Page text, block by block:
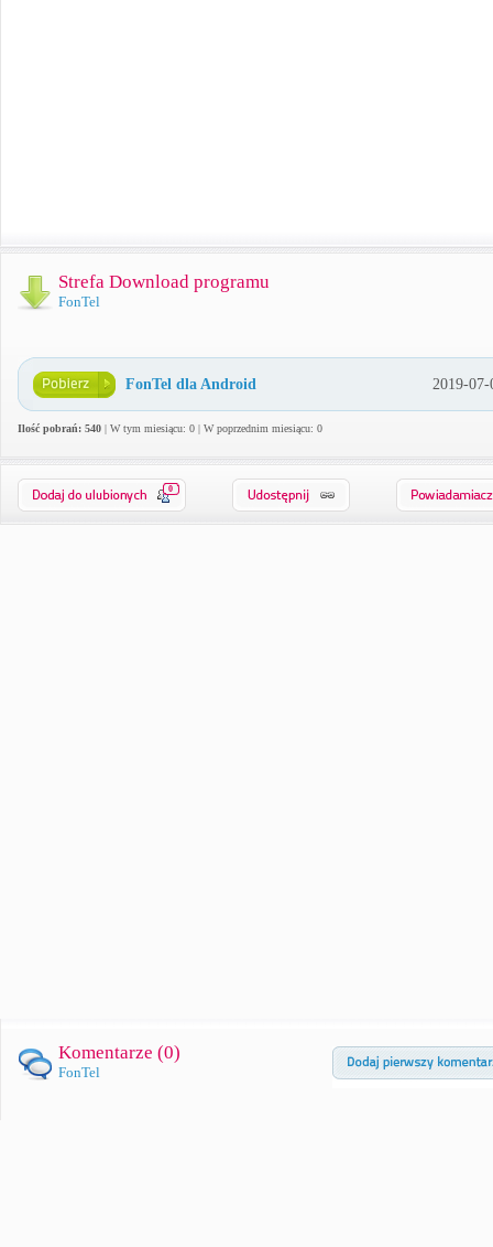
Strefa Download programu
FonTel
FonTel dla Android 2019-07-
Ilość pobrań: 540 | W tym miesiącu: 0 | W poprzednim miesiącu: 0
0
Komentarze (0)
FonTel